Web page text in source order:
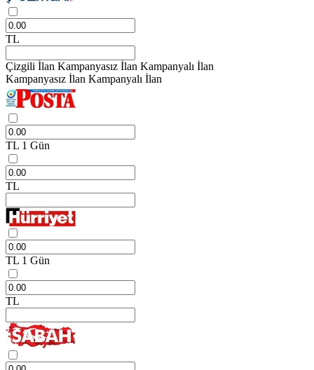
TL
Çizgili İlan Kampanyasız İlan Kampanyalı İlan
Kampanyasız İlan Kampanyalı İlan
TL 1 Gün
TL
TL 1 Gün
TL